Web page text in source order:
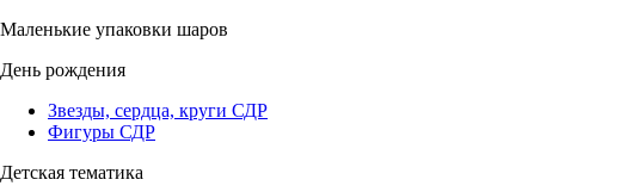
Маленькие упаковки шаров
День рождения
Звезды, сердца, круги СДР
Фигуры СДР
Детская тематика